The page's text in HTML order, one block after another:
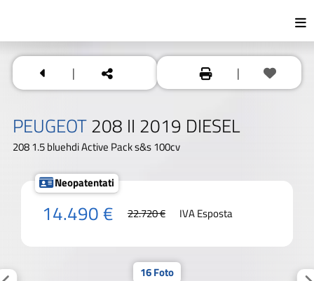
| |
PEUGEOT208 II 2019 DIESEL
208 1.5 bluehdi Active Pack s&s 100cv
Neopatentati
14.490 € 22.720 € IVA Esposta
16 Foto